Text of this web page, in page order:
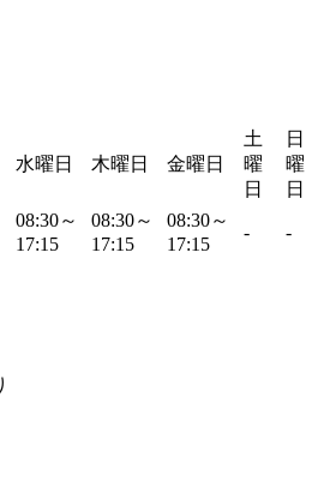
水曜日 木曜日 金曜日
土
曜
日
日
曜
日
08:30～
17:15
08:30～
17:15
08:30～
17:15
- -